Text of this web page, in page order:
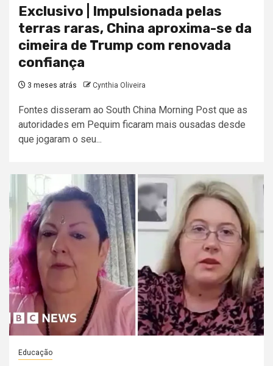
Exclusivo | Impulsionada pelas
terras raras, China aproxima-se da
cimeira de Trump com renovada
confiança
3 meses atrás Cynthia Oliveira
Fontes disseram ao South China Morning Post que as
autoridades em Pequim ficaram mais ousadas desde
que jogaram o seu...
Educação